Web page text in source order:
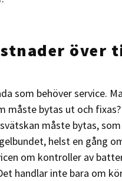
över
som behöver service.
måste bytas ut och fixas?
måste bytas,
helst en gång
om kontroller av
handlar inte bara om